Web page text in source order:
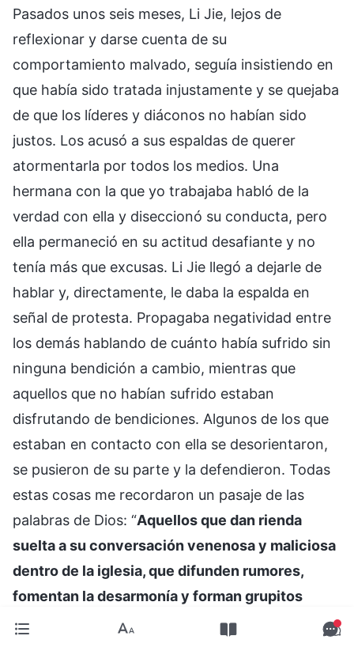
Pasados unos seis meses, Li Jie, lejos de
reflexionar y darse cuenta de su
comportamiento malvado, seguía insistiendo en
que había sido tratada injustamente y se quejaba
de que los líderes y diáconos no habían sido
justos. Los acusó a sus espaldas de querer
atormentarla por todos los medios. Una
hermana con la que yo trabajaba habló de la
verdad con ella y diseccionó su conducta, pero
ella permaneció en su actitud desafiante y no
tenía más que excusas. Li Jie llegó a dejarle de
hablar y, directamente, le daba la espalda en
señal de protesta. Propagaba negatividad entre
los demás hablando de cuánto había sufrido sin
ninguna bendición a cambio, mientras que
aquellos que no habían sufrido estaban
disfrutando de bendiciones. Algunos de los que
estaban en contacto con ella se desorientaron,
se pusieron de su parte y la defendieron. Todas
estas cosas me recordaron un pasaje de las
palabras de Dios: “Aquellos que dan rienda
suelta a su conversación venenosa y maliciosa
dentro de la iglesia, que difunden rumores,
fomentan la desarmonía y forman grupitos
entre los hermanos y hermanas deberían haber